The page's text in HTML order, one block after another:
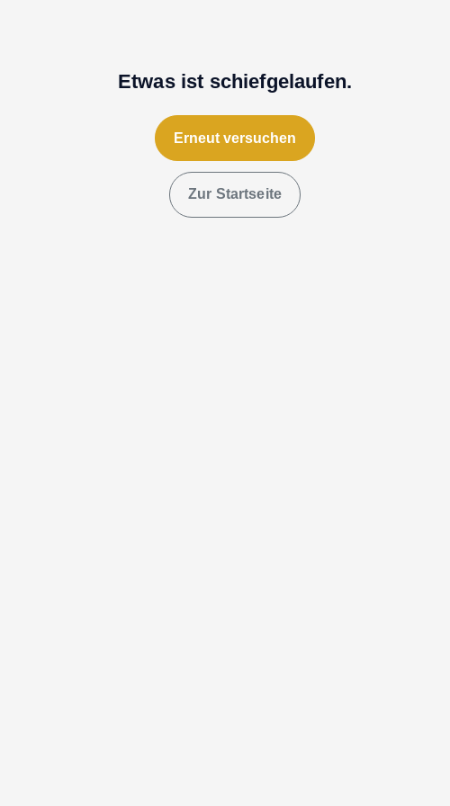
Etwas ist schiefgelaufen.
Erneut versuchen
Zur Startseite